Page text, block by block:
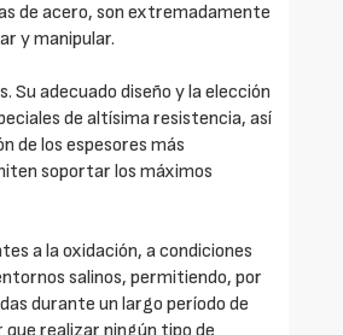
de acero, son extremadamente
y manipular.
Su adecuado diseño y la elección
de altísima resistencia, así
de los espesores más
soportar los máximos
a la oxidación, a condiciones
salinos, permitiendo, por
durante un largo período de